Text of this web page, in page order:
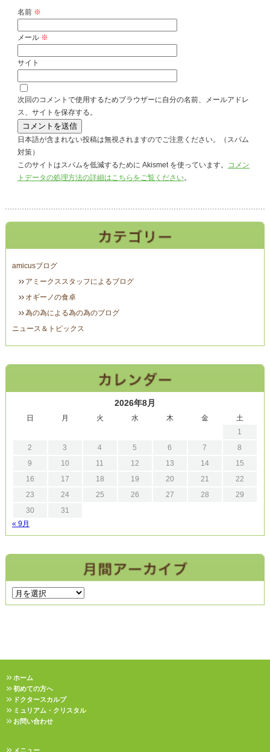
名前 ※
メール ※
サイト
次回のコメントで使用するためブラウザーに自分の名前、メールアドレ
ス、サイトを保存する。
日本語が含まれない投稿は無視されますのでご注意ください。（スパム
対策）
このサイトはスパムを低減するために Akismet を使っています。 コメン
トデータの処理方法の詳細はこちらをご覧ください。
amicusブログ
アミークススタッフによるブログ
オギーノの食卓
為の為による為の為のブログ
ニュース＆トピックス
2026年8月
日 月 火 水 木 金
土
1
2
3 4 5 6 7
8
9
10 11 12 13 14
15
16
17 18 19 20 21
22
23
24 25 26 27 28
29
30
31
« 9月
ホーム
初めての方へ
ドクタースカルプ
ミュリアム・クリスタル
お問い合わせ
メニュー